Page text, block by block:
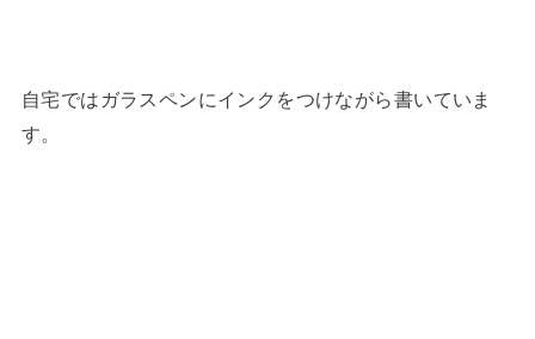
自宅ではガラスペンにインクをつけながら書いていま
す。